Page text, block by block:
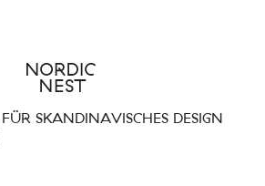
SKANDINAVISCHES DESIGN